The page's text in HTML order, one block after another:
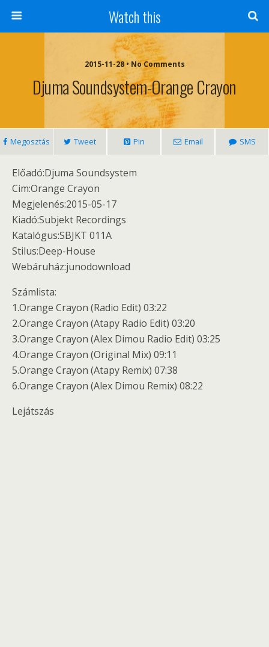
Watch this
2015-11-28 • No Comments
Djuma Soundsystem-Orange Crayon
Megosztás Tweet Pin Email SMS
Előadó:Djuma Soundsystem
Cim:Orange Crayon
Megjelenés:2015-05-17
Kiadó:Subjekt Recordings
Katalógus:SBJKT 011A
Stilus:Deep-House
Webáruház:junodownload
Számlista:
1.Orange Crayon (Radio Edit) 03:22
2.Orange Crayon (Atapy Radio Edit) 03:20
3.Orange Crayon (Alex Dimou Radio Edit) 03:25
4.Orange Crayon (Original Mix) 09:11
5.Orange Crayon (Atapy Remix) 07:38
6.Orange Crayon (Alex Dimou Remix) 08:22
Lejátszás